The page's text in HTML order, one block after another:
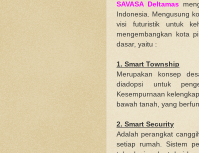
SAVASA Deltamas
Indonesia. Mengusung
visi futuristik untuk
mengembangkan kota
dasar, yaitu :
1. Smart Township
Merupakan konsep
diadopsi untuk
Kesempurnaan
bawah tanah, yang
2. Smart Security
Adalah perangkat
setiap rumah. Sistem